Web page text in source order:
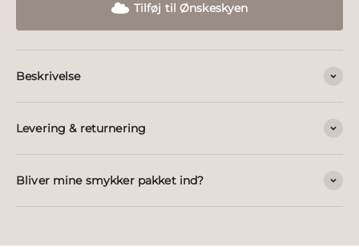
Tilføj til Ønskeskyen
Beskrivelse
Levering & returnering
Bliver mine smykker pakket ind?